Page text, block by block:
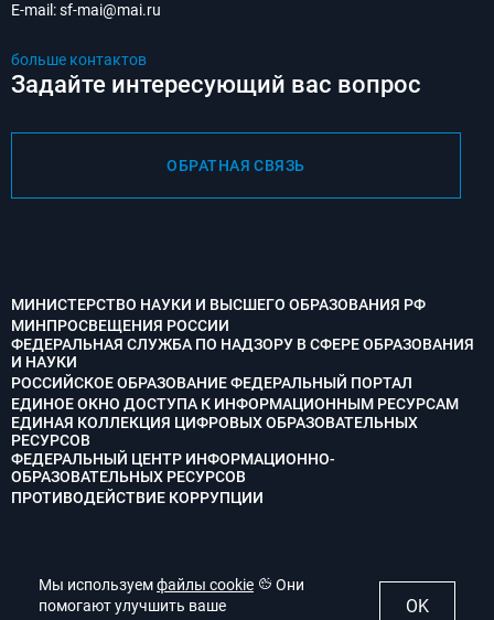
Мы используемфайлы cookie
Они
помогают улучшить ваше
OK
Мы используемфайлы cookie
Они
помогают улучшить ваше
OK
E-mail:sf-mai@mai.ru
больше контактов
Задайте интересующий вас вопрос
ОБРАТНАЯ СВЯЗЬ
МИНИСТЕРСТВО НАУКИ И ВЫСШЕГО ОБРАЗОВАНИЯ РФ
МИНПРОСВЕЩЕНИЯ РОССИИ
ФЕДЕРАЛЬНАЯ СЛУЖБА ПО НАДЗОРУ В СФЕРЕ ОБРАЗОВАНИЯ
И НАУКИ
РОССИЙСКОЕ ОБРАЗОВАНИЕ ФЕДЕРАЛЬНЫЙ ПОРТАЛ
ЕДИНОЕ ОКНО ДОСТУПА К ИНФОРМАЦИОННЫМ РЕСУРСАМ
ЕДИНАЯ КОЛЛЕКЦИЯ ЦИФРОВЫХ ОБРАЗОВАТЕЛЬНЫХ
РЕСУРСОВ
ФЕДЕРАЛЬНЫЙ ЦЕНТР ИНФОРМАЦИОННО-
ОБРАЗОВАТЕЛЬНЫХ РЕСУРСОВ
ПРОТИВОДЕЙСТВИЕ КОРРУПЦИИ